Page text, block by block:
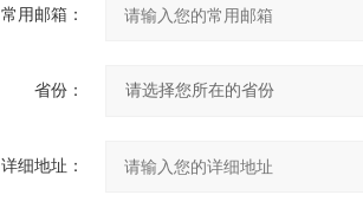
常用邮箱：
省份：
详细地址：